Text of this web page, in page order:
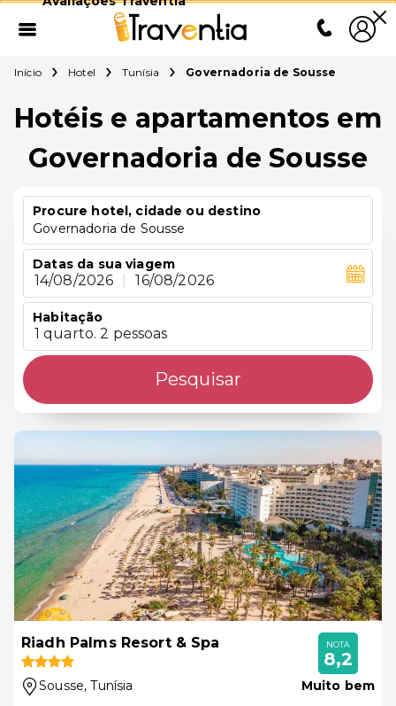
Início Hotel Tunísia Governadoria de Sousse
Hotéis e apartamentos em
Governadoria de Sousse
Procure hotel, cidade ou destino
Governadoria de Sousse
Datas da sua viagem
14/08/2026 16/08/2026
Habitação
1 quarto. 2 pessoas
Pesquisar
Riadh Palms Resort & Spa
Sousse, Tunísia
NOTA
8,2
Muito bem